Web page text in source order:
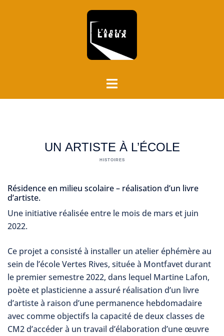
Ouvrir/fermer
UN ARTISTE À L’ÉCOLE
HISTOIRES
Résidence en milieu scolaire – réalisation d’un livre
d’artiste.
Une initiative réalisée entre le mois de mars et juin
2022.
Ce projet a consisté à installer un atelier éphémère au
sein de l’école Vertes Rives, située à Montfavet durant
le premier semestre 2022, dans lequel Martine Lafon,
poète et plasticienne a assuré réalisation d’un livre
d’artiste à raison d’une permanence hebdomadaire
avec comme objectifs la capacité de deux classes de
CM2 d’accéder à un travail d’élaboration d’une œuvre